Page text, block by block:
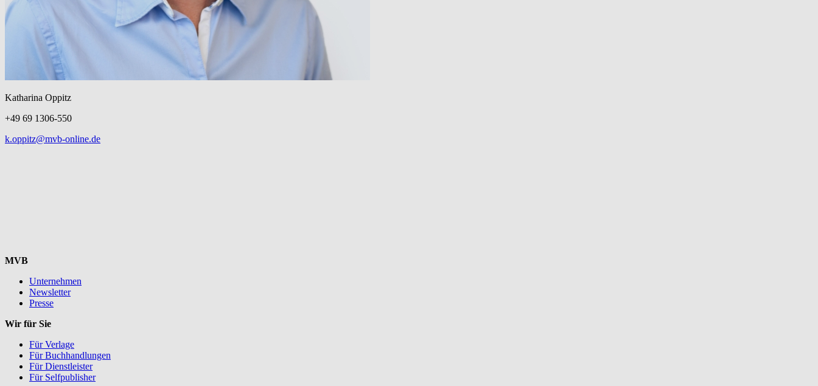
Katharina Oppitz
+49 69 1306-550
k.oppitz@mvb-online.de
MVB
Unternehmen
Newsletter
Presse
Wir für Sie
Für Verlage
Für Buchhandlungen
Für Dienstleister
Für Selfpublisher